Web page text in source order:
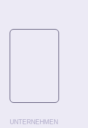
UNTERNEHMEN